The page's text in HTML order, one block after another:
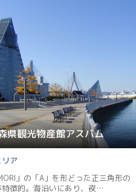
県観光物産館アスパム
」の「A」を形どった正三角形の
特徴的。海沿いにあり、夜…